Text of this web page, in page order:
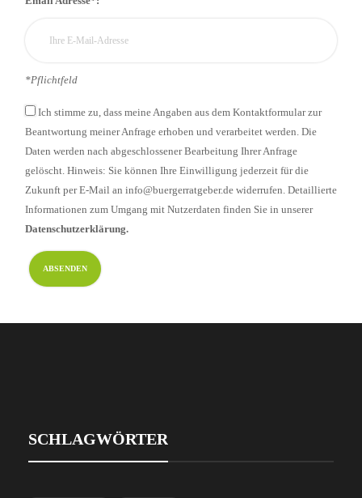
*Pflichtfeld
Ich stimme zu, dass meine Angaben aus dem Kontaktformular zur
Beantwortung meiner Anfrage erhoben und verarbeitet werden. Die
Daten werden nach abgeschlossener Bearbeitung Ihrer Anfrage
gelöscht. Hinweis: Sie können Ihre Einwilligung jederzeit für die
Zukunft per E-Mail an info@buergerratgeber.de widerrufen. Detaillierte
Informationen zum Umgang mit Nutzerdaten finden Sie in unserer
Datenschutzerklärung.
SCHLAGWÖRTER